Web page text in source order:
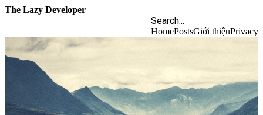
The Lazy Developer
HomePostsGiới thiệuPrivacy